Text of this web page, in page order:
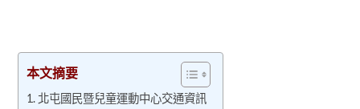
本文摘要
北屯國民暨兒童運動中心交通資訊